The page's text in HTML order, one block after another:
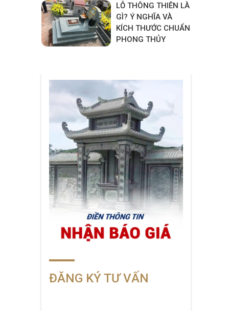
LỖ THÔNG THIÊN LÀ
GÌ? Ý NGHĨA VÀ
KÍCH THƯỚC CHUẨN
PHONG THỦY
ĐĂNG KÝ TƯ VẤN